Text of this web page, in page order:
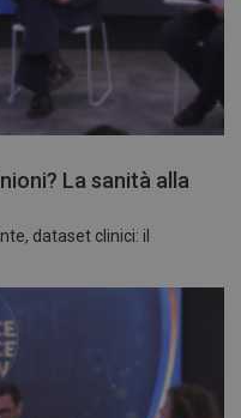
La sanità alla
dataset clinici: il